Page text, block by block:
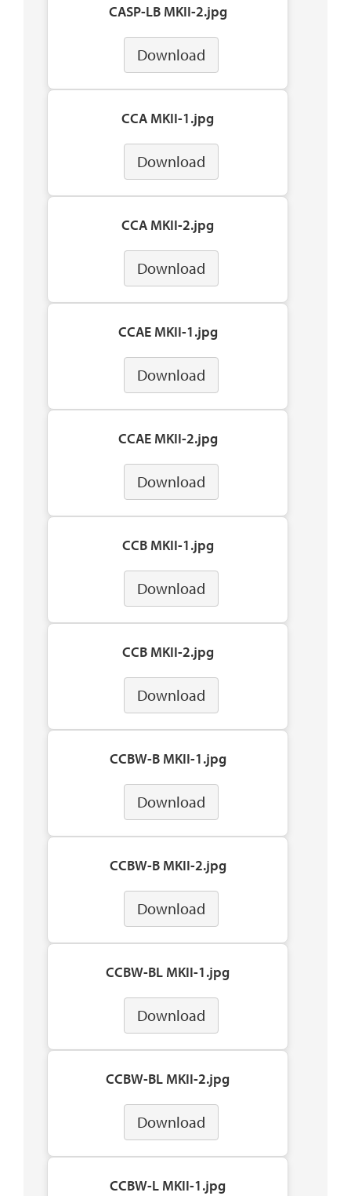
CASP-LB MKII-2.jpg
Download
CCA MKII-1.jpg
Download
CCA MKII-2.jpg
Download
CCAE MKII-1.jpg
Download
CCAE MKII-2.jpg
Download
CCB MKII-1.jpg
Download
CCB MKII-2.jpg
Download
CCBW-B MKII-1.jpg
Download
CCBW-B MKII-2.jpg
Download
CCBW-BL MKII-1.jpg
Download
CCBW-BL MKII-2.jpg
Download
CCBW-L MKII-1.jpg